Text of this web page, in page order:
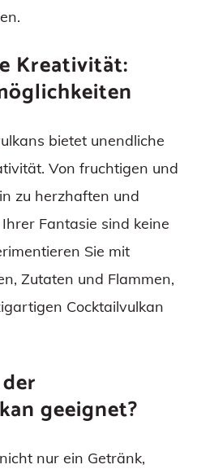
Kreativität:
bietet unendliche
Von fruchtigen und
zu herzhaften und
Fantasie sind keine
Sie mit
Zutaten und Flammen,
Cocktailvulkan
geeignet?
nur ein Getränk,